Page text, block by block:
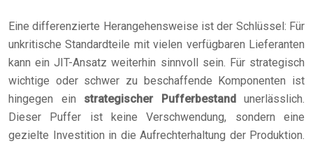
Eine differenzierte Herangehensweise ist der Schlüssel: Für
unkritische Standardteile mit vielen verfügbaren Lieferanten
kann ein JIT-Ansatz weiterhin sinnvoll sein. Für strategisch
wichtige oder schwer zu beschaffende Komponenten ist
hingegen ein strategischer Pufferbestandunerlässlich.
Dieser Puffer ist keine Verschwendung, sondern eine
gezielte Investition in die Aufrechterhaltung der Produktion.